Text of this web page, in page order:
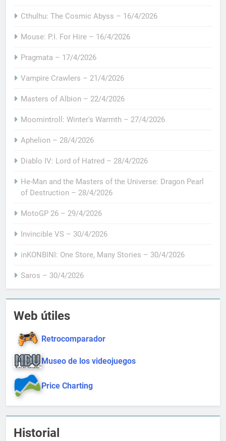
Cthulhu: The Cosmic Abyss – 16/4/2026
Mouse: P.I. For Hire – 16/4/2026
Pragmata – 17/4/2026
Vampire Crawlers – 21/4/2026
Masters of Albion – 22/4/2026
Moomintroll: Winter's Warmth – 27/4/2026
Aphelion – 28/4/2026
Diablo IV: Lord of Hatred – 28/4/2026
He-Man and the Masters of the Universe: Dragon Pearl
of Destruction – 28/4/2026
MotoGP 26 – 29/4/2026
Invincible VS – 30/4/2026
inKONBINI: One Store, Many Stories – 30/4/2026
Saros – 30/4/2026
Web útiles
Retrocomparador
Museo de los videojuegos
Price Charting
Historial